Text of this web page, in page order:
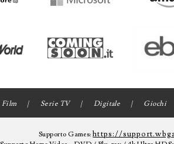
Film Serie TV Digitale Giochi
Supporto Games:https://